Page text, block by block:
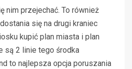
nim przejechać. To również
się na drugi kraniec
kupić plan miasta i plan
są 2 linie tego środka
to najlepsza opcja poruszania